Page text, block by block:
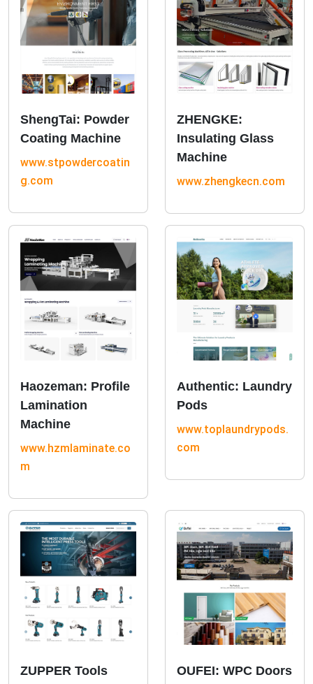
ShengTai: Powder
Coating Machine
www.stpowdercoatin
g.com
ZHENGKE:
Insulating Glass
Machine
www.zhengkecn.com
Haozeman: Profile
Lamination
Machine
www.hzmlaminate.co
m
Authentic: Laundry
Pods
www.toplaundrypods.
com
ZUPPER Tools OUFEI: WPC Doors